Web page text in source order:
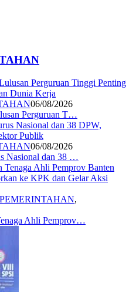
06/08/2026
Perguruan T…
06/08/2026
Nasional dan 38 …
,
Ahli Pemprov…